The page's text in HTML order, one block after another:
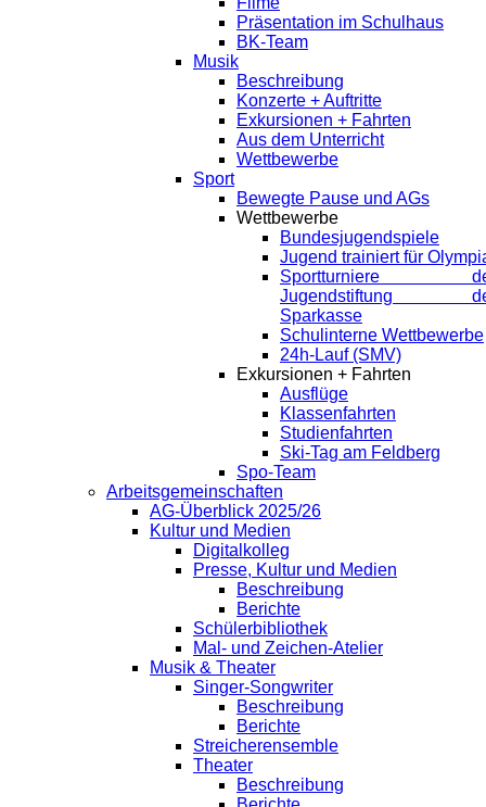
Präsentation im Schulhaus
BK-Team
Musik
Beschreibung
Konzerte + Auftritte
Exkursionen + Fahrten
Aus dem Unterricht
Wettbewerbe
Sport
Bewegte Pause und AGs
Wettbewerbe
Bundesjugendspiele
Jugend trainiert für
Sportturniere
Jugendstiftung
Sparkasse
Schulinterne Wettbewerbe
24h-Lauf (SMV)
Exkursionen + Fahrten
Ausflüge
Klassenfahrten
Studienfahrten
Ski-Tag am Feldberg
Spo-Team
Arbeitsgemeinschaften
AG-Überblick 2025/26
Kultur und Medien
Digitalkolleg
Presse, Kultur und Medien
Beschreibung
Berichte
Schülerbibliothek
Mal- und Zeichen-Atelier
Musik & Theater
Singer-Songwriter
Beschreibung
Berichte
Streicherensemble
Theater
Beschreibung